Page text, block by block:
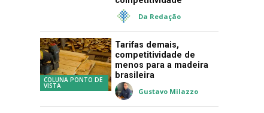
Da Redação
COLUNA PONTO DE
VISTA
Tarifas demais,
competitividade de
menos para a madeira
brasileira
Gustavo Milazzo